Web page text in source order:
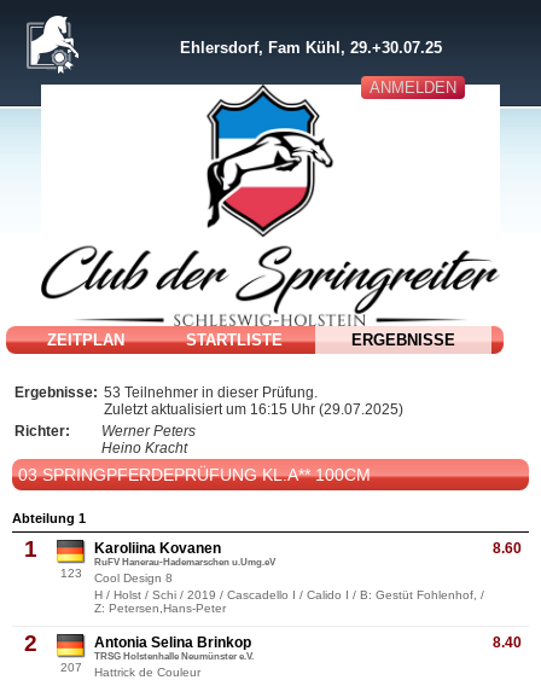
ANMELDEN
Ehlersdorf, Fam Kühl, 29.+30.07.25
ZEITPLAN STARTLISTE ERGEBNISSE
Ergebnisse: 53 Teilnehmer in dieser Prüfung.
Zuletzt aktualisiert um 16:15 Uhr (29.07.2025)
Richter:
Werner Peters
Heino Kracht
03 SPRINGPFERDEPRÜFUNG KL.A** 100CM
Abteilung 1
1
123
8.60
Karoliina Kovanen
RuFV Hanerau-Hademarschen u.Umg.eV
Cool Design 8
H / Holst / Schi / 2019 / Cascadello I / Calido I / B: Gestüt Fohlenhof, /
Z: Petersen,Hans-Peter
2
207
8.40
Antonia Selina Brinkop
TRSG Holstenhalle Neumünster e.V.
Hattrick de Couleur